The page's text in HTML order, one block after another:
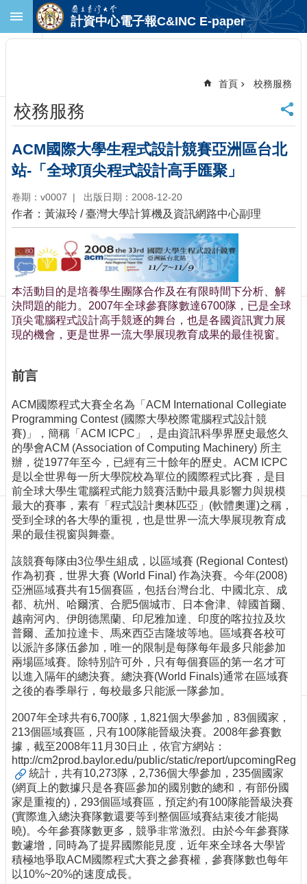
跳到主要內容區塊
首
頁
臺
大
首
計
中
頁
聯
資
訊
訂
閱/
消
站
導
覽
最
新
消
息
關
我
們
出
版
刊
物
校
務
服
務
專
題
報
導
技
術
論
壇
產
計資中心電子報C&INC E-paper
首頁 校務服務
校務服務
ACM國際大學生程式設計競賽亞洲區台北
站-「全球頂尖程式設計高手匯聚」
卷期：v0007 出版日期：2008-12-20
作者：黃淑玲 / 臺灣大學計算機及資訊網路中心副理
本活動目的是培養學生團隊合作及在有限時間下分析、解
決問題的能力。2007年全球參賽隊數達6700隊，已是全球
頂尖電腦程式設計高手競逐的舞台，也是各國資訊實力展
現的機會，更是世界一流大學展現教育成果的最佳視窗。
前言
ACM國際程式大賽全名為「ACM International Collegiate
Programming Contest (國際大學校際電腦程式設計競
賽)」，簡稱「ACM ICPC」，是由資訊科學界歷史最悠久
的學會ACM (Association of Computing Machinery) 所主
辦，從1977年至今，已經有三十餘年的歷史。ACM ICPC
是以全世界每一所大學院校為單位的國際程式比賽，是目
前全球大學生電腦程式能力競賽活動中最具影響力與規模
最大的賽事，素有「程式設計奧林匹亞」(軟體奧運)之稱，
受到全球的各大學的重視，也是世界一流大學展現教育成
果的最佳視窗與舞臺。
該競賽每隊由3位學生組成，以區域賽 (Regional Contest)
作為初賽，世界大賽 (World Final) 作為決賽。今年(2008)
亞洲區域賽共有15個賽區，包括台灣台北、中國北京、成
都、杭州、哈爾濱、合肥5個城市、日本會津、韓國首爾、
越南河內、伊朗德黑蘭、印尼雅加達、印度的喀拉拉及坎
普爾、孟加拉達卡、馬來西亞吉隆坡等地。區域賽各校可
以派許多隊伍參加，唯一的限制是每隊每年最多只能參加
兩場區域賽。除特別許可外，只有每個賽區的第一名才可
以進入隔年的總決賽。總決賽(World Finals)通常在區域賽
之後的春季舉行，每校最多只能派一隊參加。
2007年全球共有6,700隊，1,821個大學參加，83個國家，
213個區域賽區，只有100隊能晉級決賽。2008年參賽數
據，截至2008年11月30日止，依官方網站：
http://cm2prod.baylor.edu/public/static/report/
統計，共有10,273隊，2,736個大學參加，235個國家
(網頁上的數據只是各賽區參加的國別數的總和，有部份國
家是重複的)，293個區域賽區，預定約有100隊能晉級決賽
(實際進入總決賽隊數還要等到整個區域賽結束後才能揭
曉)。今年參賽隊數更多，競爭非常激烈。由於今年參賽隊
數遽增，同時為了提昇國際能見度，近年來全球各大學皆
積極地爭取ACM國際程式大賽之參賽權，參賽隊數也每年
以10%~20%的速度成長。